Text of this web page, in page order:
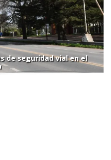
de seguridad vial en el